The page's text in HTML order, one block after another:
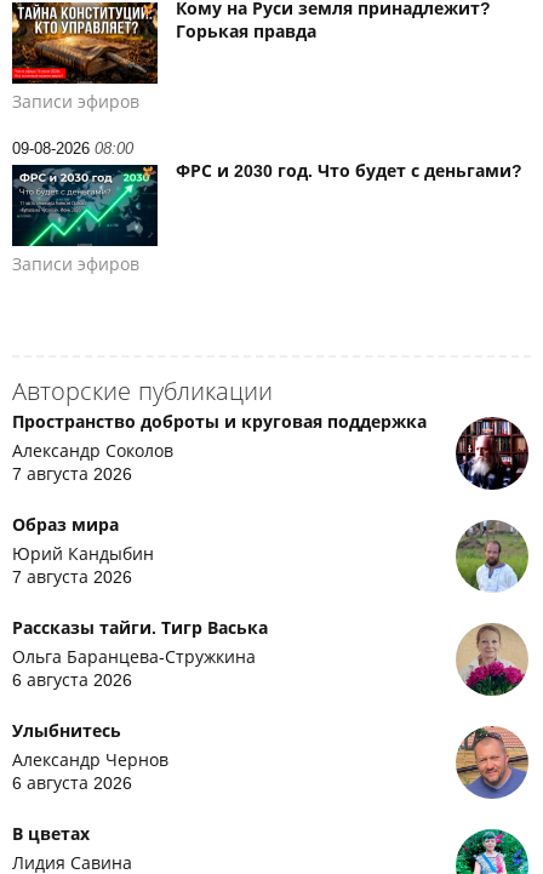
Кому на Руси земля принадлежит?
Горькая правда
Записи эфиров
09-08-2026 08:00
ФРС и 2030 год. Что будет с деньгами?
Записи эфиров
Авторские публикации
Пространство доброты и круговая поддержка
Александр Соколов
7 августа 2026
Образ мира
Юрий Кандыбин
7 августа 2026
Рассказы тайги. Тигр Васька
Ольга Баранцева-Стружкина
6 августа 2026
Улыбнитесь
Александр Чернов
6 августа 2026
В цветах
Лидия Савина